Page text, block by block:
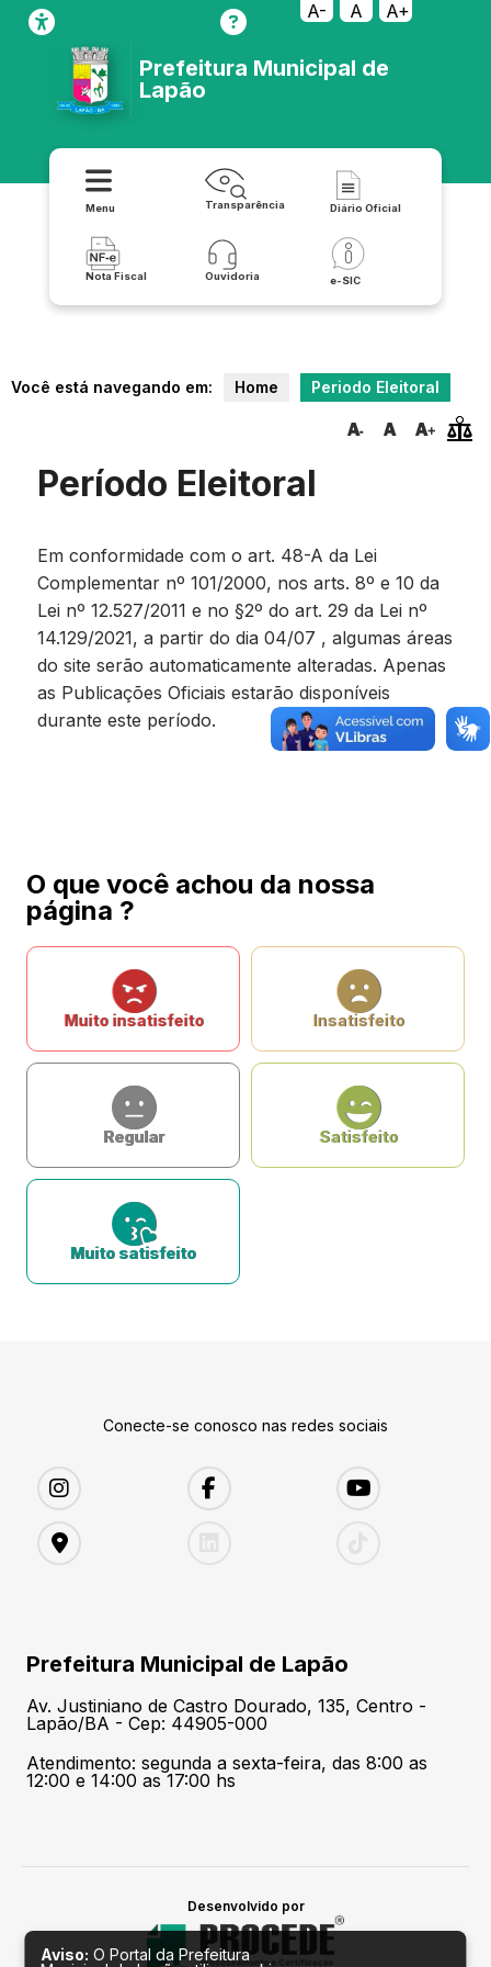
A- A A+
Prefeitura Municipal de
Lapão
Menu Transparência Diário Oficial
Nota Fiscal Ouvidoria e-SIC
Você está navegando em: Home Periodo Eleitoral
Período Eleitoral
Em conformidade com o art. 48-A da Lei
Complementar nº 101/2000, nos arts. 8º e 10 da
Lei nº 12.527/2011 e no §2º do art. 29 da Lei nº
14.129/2021, a partir do dia 04/07 , algumas áreas
do site serão automaticamente alteradas. Apenas
as Publicações Oficiais estarão disponíveis
durante este período.
O que você achou da nossa
página ?
Muito insatisfeito Insatisfeito
Regular Satisfeito
Muito satisfeito
Conecte-se conosco nas redes sociais
Prefeitura Municipal de Lapão
Av. Justiniano de Castro Dourado, 135, Centro -
Lapão/BA - Cep: 44905-000
Atendimento: segunda a sexta-feira, das 8:00 as
12:00 e 14:00 as 17:00 hs
Desenvolvido por
Aviso: O Portal da Prefeitura